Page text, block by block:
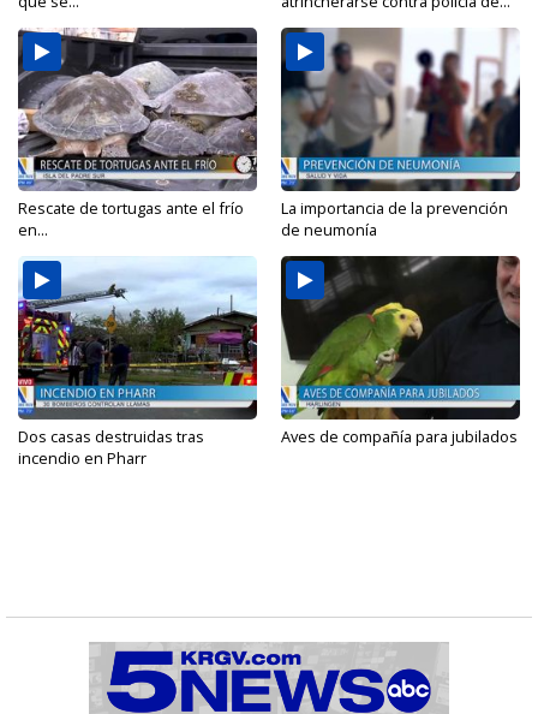
Rescate de tortugas ante el frío
en...
La importancia de la prevención
de neumonía
Dos casas destruidas tras
incendio en Pharr
Aves de compañía para jubilados